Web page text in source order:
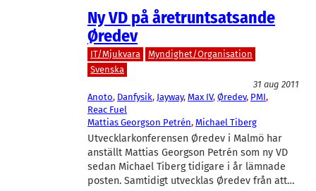
Ny VD på åretruntsatsande
Øredev
IT/Mjukvara
Myndighet/Organisation
Svenska
31 aug 2011
Anoto, Danfysik, Jayway, Max IV, Øredev, PMI
Reac Fuel
Mattias Georgson Petrén, Michael Tiberg
Utvecklarkonferensen Øredev i Malmö har
anställt Mattias Georgson Petrén som ny VD
sedan Michael Tiberg tidigare i år lämnade
posten. Samtidigt utvecklas Øredev från att…